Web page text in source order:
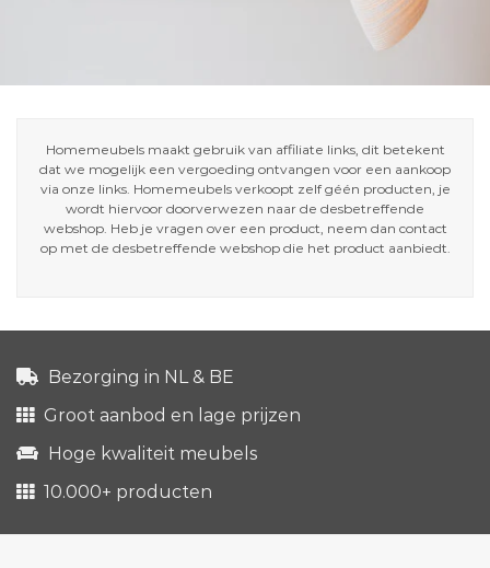
Homemeubels maakt gebruik van affiliate links, dit betekent
dat we mogelijk een vergoeding ontvangen voor een aankoop
via onze links. Homemeubels verkoopt zelf géén producten, je
wordt hiervoor doorverwezen naar de desbetreffende
webshop. Heb je vragen over een product, neem dan contact
op met de desbetreffende webshop die het product aanbiedt.
Bezorging in NL & BE
Groot aanbod en lage prijzen
Hoge kwaliteit meubels
10.000+ producten